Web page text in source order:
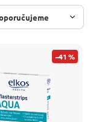
ze sekce
–41 %